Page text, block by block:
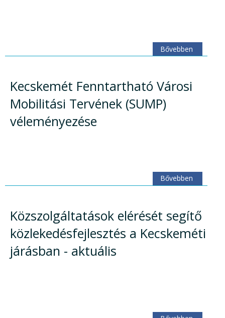
Bővebben
Kecskemét Fenntartható Városi
Mobilitási Tervének (SUMP)
véleményezése
Bővebben
Közszolgáltatások elérését segítő
közlekedésfejlesztés a Kecskeméti
járásban - aktuális